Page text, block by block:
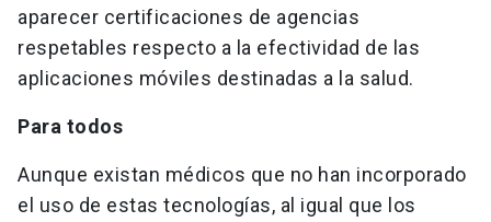
aparecer certificaciones de agencias
respetables respecto a la efectividad de las
aplicaciones móviles destinadas a la salud.
Para todos
Aunque existan médicos que no han incorporado
el uso de estas tecnologías, al igual que los